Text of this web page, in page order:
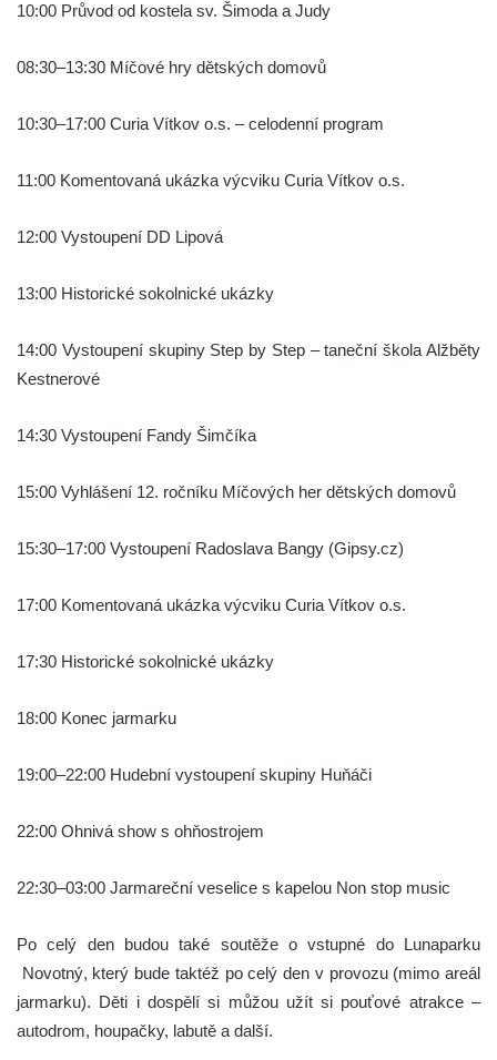
10:00 Průvod od kostela sv. Šimoda a Judy
08:30–13:30 Míčové hry dětských domovů
10:30–17:00 Curia Vítkov o.s. – celodenní program
11:00 Komentovaná ukázka výcviku Curia Vítkov o.s.
12:00 Vystoupení DD Lipová
13:00 Historické sokolnické ukázky
14:00 Vystoupení skupiny Step by Step – taneční škola Alžběty
Kestnerové
14:30 Vystoupení Fandy Šimčíka
15:00 Vyhlášení 12. ročníku Míčových her dětských domovů
15:30–17:00 Vystoupení Radoslava Bangy (Gipsy.cz)
17:00 Komentovaná ukázka výcviku Curia Vítkov o.s.
17:30 Historické sokolnické ukázky
18:00 Konec jarmarku
19:00–22:00 Hudební vystoupení skupiny Huňáči
22:00 Ohnivá show s ohňostrojem
22:30–03:00 Jarmareční veselice s kapelou Non stop music
Po celý den budou také soutěže o vstupné do Lunaparku
Novotný, který bude taktéž po celý den v provozu (mimo areál
jarmarku). Děti i dospělí si můžou užít si pouťové atrakce –
autodrom, houpačky, labutě a další.